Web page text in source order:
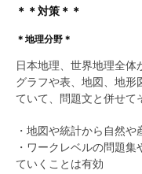
＊＊対策＊＊
＊地理分野＊
日本地理、世界地理全体
グラフや表、地図、地形
ていて、問題文と併せて
・地図や統計から自然
・ワークレベルの問題
ていくことは有効